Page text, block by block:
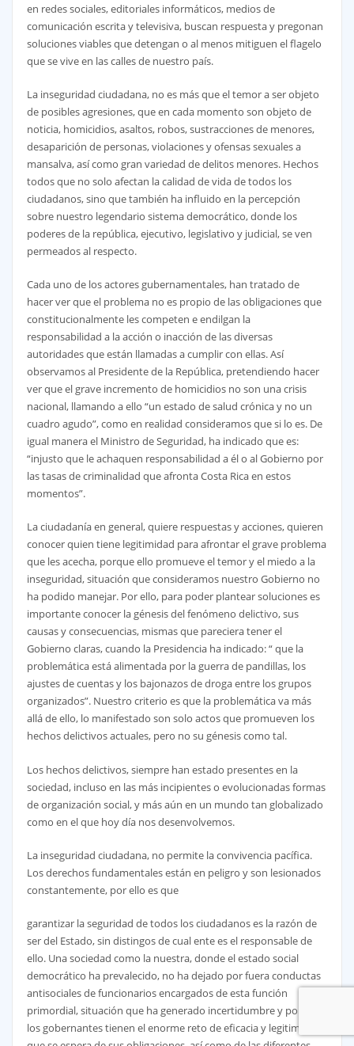
en redes sociales, editoriales informáticos, medios de
comunicación escrita y televisiva, buscan respuesta y pregonan
soluciones viables que detengan o al menos mitiguen el flagelo
que se vive en las calles de nuestro país.
La inseguridad ciudadana, no es más que el temor a ser objeto
de posibles agresiones, que en cada momento son objeto de
noticia, homicidios, asaltos, robos, sustracciones de menores,
desaparición de personas, violaciones y ofensas sexuales a
mansalva, así como gran variedad de delitos menores. Hechos
todos que no solo afectan la calidad de vida de todos los
ciudadanos, sino que también ha influido en la percepción
sobre nuestro legendario sistema democrático, donde los
poderes de la república, ejecutivo, legislativo y judicial, se ven
permeados al respecto.
Cada uno de los actores gubernamentales, han tratado de
hacer ver que el problema no es propio de las obligaciones que
constitucionalmente les competen e endilgan la
responsabilidad a la acción o inacción de las diversas
autoridades que están llamadas a cumplir con ellas. Así
observamos al Presidente de la República, pretendiendo hacer
ver que el grave incremento de homicidios no son una crisis
nacional, llamando a ello “un estado de salud crónica y no un
cuadro agudo”, como en realidad consideramos que si lo es. De
igual manera el Ministro de Seguridad, ha indicado que es:
“injusto que le achaquen responsabilidad a él o al Gobierno por
las tasas de criminalidad que afronta Costa Rica en estos
momentos”.
La ciudadanía en general, quiere respuestas y acciones, quieren
conocer quien tiene legitimidad para afrontar el grave problema
que les acecha, porque ello promueve el temor y el miedo a la
inseguridad, situación que consideramos nuestro Gobierno no
ha podido manejar. Por ello, para poder plantear soluciones es
importante conocer la génesis del fenómeno delictivo, sus
causas y consecuencias, mismas que pareciera tener el
Gobierno claras, cuando la Presidencia ha indicado: “ que la
problemática está alimentada por la guerra de pandillas, los
ajustes de cuentas y los bajonazos de droga entre los grupos
organizados”. Nuestro criterio es que la problemática va más
allá de ello, lo manifestado son solo actos que promueven los
hechos delictivos actuales, pero no su génesis como tal.
Los hechos delictivos, siempre han estado presentes en la
sociedad, incluso en las más incipientes o evolucionadas formas
de organización social, y más aún en un mundo tan globalizado
como en el que hoy día nos desenvolvemos.
La inseguridad ciudadana, no permite la convivencia pacífica.
Los derechos fundamentales están en peligro y son lesionados
constantemente, por ello es que
garantizar la seguridad de todos los ciudadanos es la razón de
ser del Estado, sin distingos de cual ente es el responsable de
ello. Una sociedad como la nuestra, donde el estado social
democrático ha prevalecido, no ha dejado por fuera conductas
antisociales de funcionarios encargados de esta función
primordial, situación que ha generado incertidumbre y por ello
los gobernantes tienen el enorme reto de eficacia y legitimidad